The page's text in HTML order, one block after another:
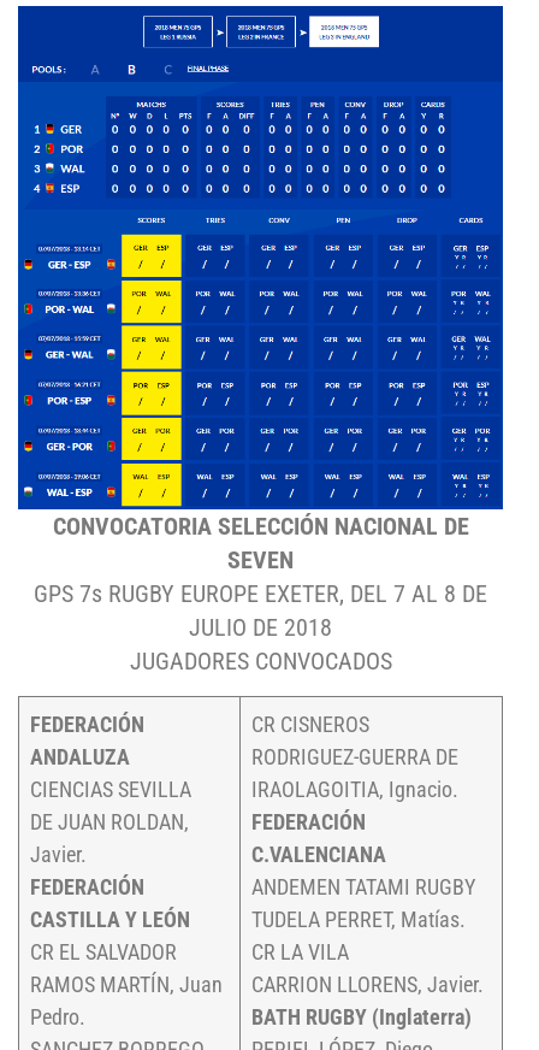
CONVOCATORIA SELECCIÓN NACIONAL DE
SEVEN
GPS 7s RUGBY EUROPE EXETER, DEL 7 AL 8 DE
JULIO DE 2018
JUGADORES CONVOCADOS
FEDERACIÓN
ANDALUZA
CIENCIAS SEVILLA
DE JUAN ROLDAN,
Javier.
FEDERACIÓN
CASTILLA Y LEÓN
CR EL SALVADOR
RAMOS MARTÍN, Juan
Pedro.
CR CISNEROS
RODRIGUEZ-GUERRA DE
IRAOLAGOITIA, Ignacio.
FEDERACIÓN
C.VALENCIANA
ANDEMEN TATAMI RUGBY
TUDELA PERRET, Matías.
CR LA VILA
CARRION LLORENS, Javier.
BATH RUGBY (Inglaterra)